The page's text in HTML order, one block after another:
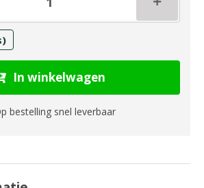
In winkelwagen
bestelling snel leverbaar